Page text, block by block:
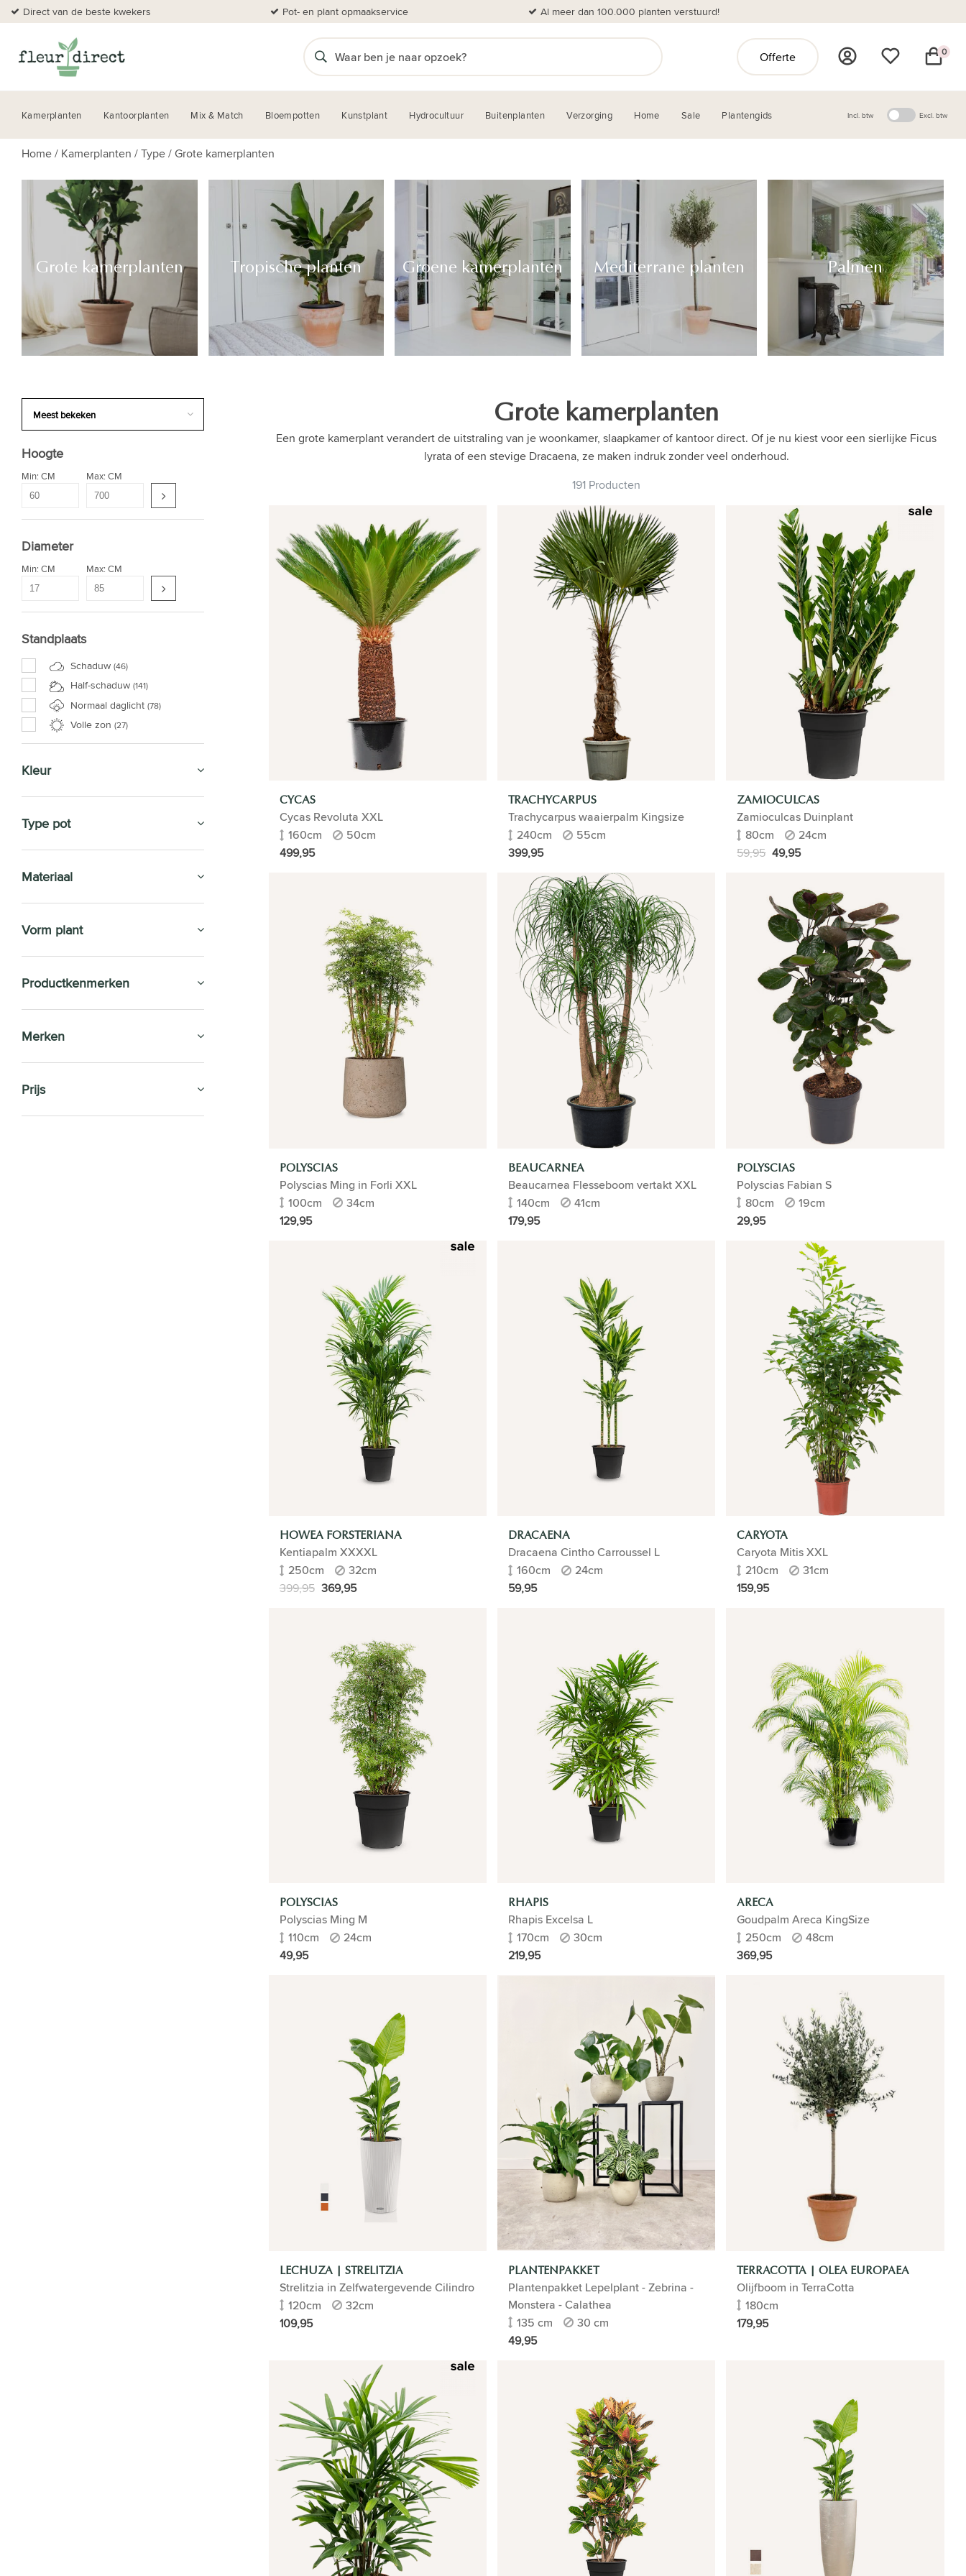
Direct van de beste kwekers Pot- en plant opmaakservice Al meer dan 100.000 planten verstuurd!
Offerte 0
Kamerplanten Kantoorplanten Mix & Match Bloempotten Kunstplant Hydrocultuur Buitenplanten Verzorging Home Sale Plantengids Incl. btw Excl. btw
Home/ Kamerplanten /Type/Grote kamerplanten
Grote kamerplanten Tropische planten Groene kamerplanten Mediterrane planten Palmen
Hoogte
Min: CM Max: CM
Diameter
Min: CM Max: CM
Standplaats
Schaduw (46)
Half-schaduw (141)
Normaal daglicht (78)
Volle zon (27)
Kleur
Type pot
Materiaal
Vorm plant
Productkenmerken
Merken
Prijs
Grote kamerplanten
Een grote kamerplant verandert de uitstraling van je woonkamer, slaapkamer of kantoor direct. Of je nu kiest voor een sierlijke Ficus
lyrata of een stevige Dracaena, ze maken indruk zonder veel onderhoud.
191 Producten
CYCAS
Cycas Revoluta XXL
160cm
50cm
499,95
TRACHYCARPUS
Trachycarpus waaierpalm Kingsize
240cm
55cm
399,95
ZAMIOCULCAS
Zamioculcas Duinplant
80cm
24cm
59,95 49,95
POLYSCIAS
Polyscias Ming in Forli XXL
100cm
34cm
129,95
BEAUCARNEA
Beaucarnea Flesseboom vertakt XXL
140cm
41cm
179,95
POLYSCIAS
Polyscias Fabian S
80cm
19cm
29,95
HOWEA FORSTERIANA
Kentiapalm XXXXL
250cm
32cm
399,95 369,95
DRACAENA
Dracaena Cintho Carroussel L
160cm
24cm
59,95
CARYOTA
Caryota Mitis XXL
210cm
31cm
159,95
POLYSCIAS
Polyscias Ming M
110cm
24cm
49,95
RHAPIS
Rhapis Excelsa L
170cm
30cm
219,95
ARECA
Goudpalm Areca KingSize
250cm
48cm
369,95
LECHUZA | STRELITZIA
Strelitzia in Zelfwatergevende Cilindro
120cm
32cm
109,95
PLANTENPAKKET
Plantenpakket Lepelplant - Zebrina -
Monstera - Calathea
135 cm
30 cm
49,95
TERRACOTTA | OLEA EUROPAEA
Olijfboom in TerraCotta
180cm
179,95